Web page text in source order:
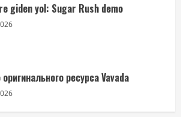
giden yol: Sugar Rush demo
ресурса Vavada